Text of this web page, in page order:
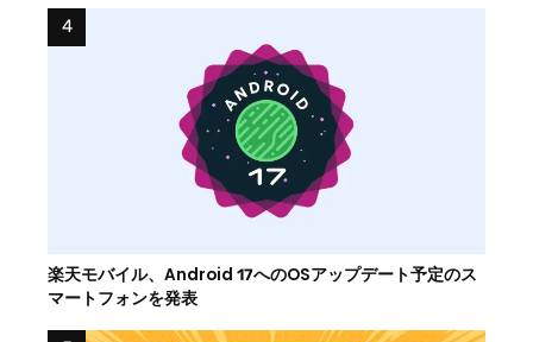
楽天モバイル、Android 17へのOSアップデート予定のス
マートフォンを発表